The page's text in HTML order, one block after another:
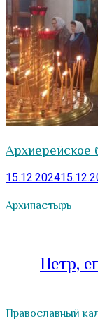
Архиерейское
15.12.2024
Архипастырь
Петр,
Православный